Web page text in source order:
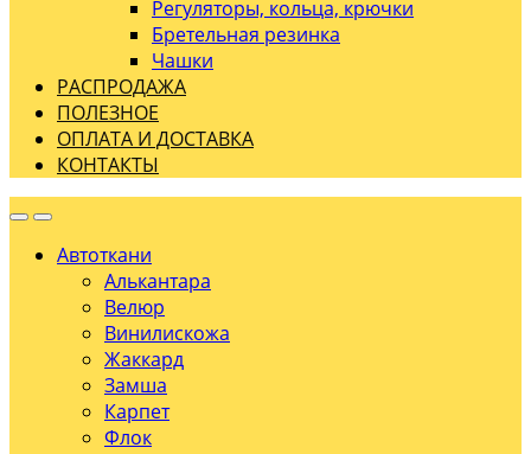
Регуляторы, кольца, крючки
Бретельная резинка
Чашки
РАСПРОДАЖА
ПОЛЕЗНОЕ
ОПЛАТА И ДОСТАВКА
КОНТАКТЫ
Автоткани
Алькантара
Велюр
Винилискожа
Жаккард
Замша
Карпет
Флок